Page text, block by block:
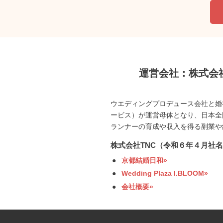
運営会社：株式会
ウエディングプロデュース会社と
ービス）が運営母体となり、日本
ランナーの育成や収入を得る副業
株式会社TNC（令和６年４月社
京都結婚日和»
Wedding Plaza I.BLOOM»
会社概要»